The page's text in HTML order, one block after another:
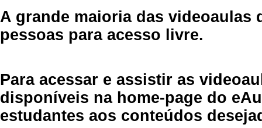
A grande maioria das videoaulas
pessoas para acesso livre.
Para acessar e assistir as
disponíveis na home-page do
estudantes aos conteúdos